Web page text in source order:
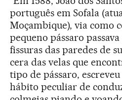
português em Sofala
Moçambique), via como
pequeno pássaro
fissuras das paredes de
cera das velas que
tipo de pássaro,
hábito peculiar de